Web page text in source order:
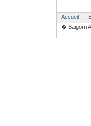
Accueil
� Baigorri